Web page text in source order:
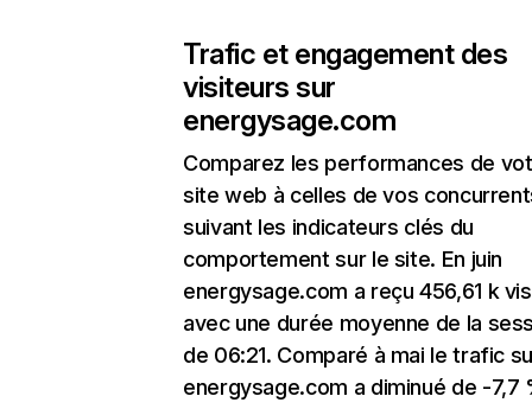
Trafic et engagement des
visiteurs sur
energysage.com
Comparez les performances de
site web à celles de vos
suivant les indicateurs clés du
comportement sur le site. En juin
energysage.com a reçu 456,61 k
avec une durée moyenne de la
de 06:21. Comparé à mai le trafic
energysage.com a diminué de -7,7